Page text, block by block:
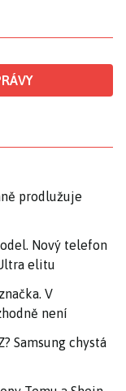
prodlužuje
Nový telefon
elitu
V
není
Samsung chystá